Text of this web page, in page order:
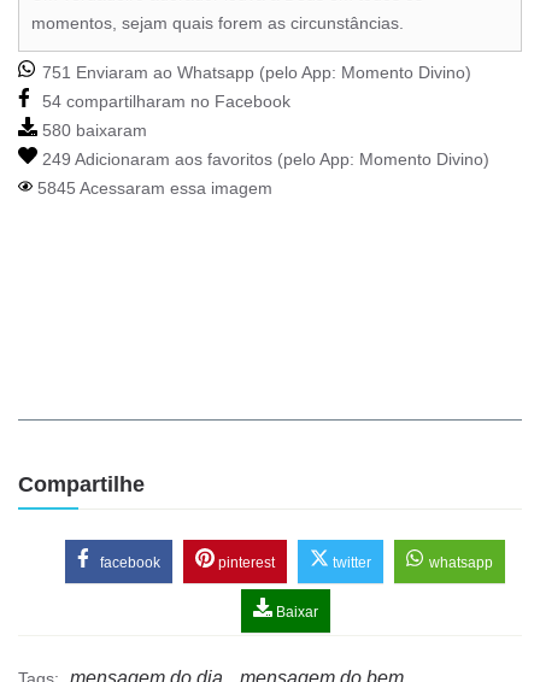
momentos, sejam quais forem as circunstâncias.
751 Enviaram ao Whatsapp (pelo App: Momento Divino)
54 compartilharam no Facebook
580 baixaram
249 Adicionaram aos favoritos (pelo App: Momento Divino)
5845 Acessaram essa imagem
Compartilhe
facebook pinterest twitter whatsapp
Baixar